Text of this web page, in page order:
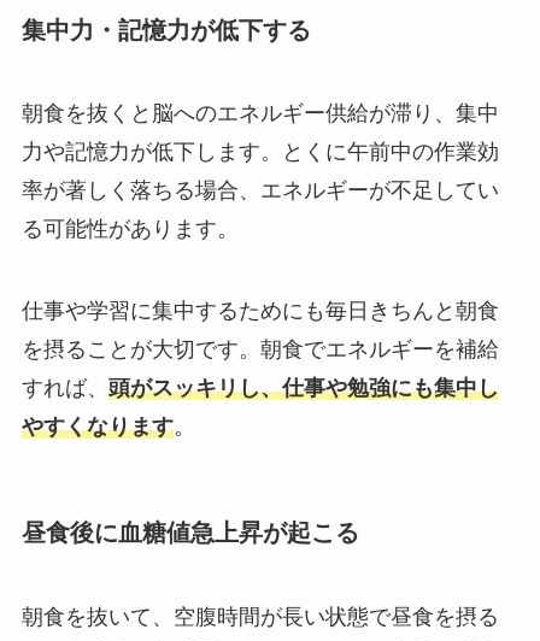
集中力・記憶力が低下する
朝食を抜くと脳へのエネルギー供給が滞り、集中
力や記憶力が低下します。とくに午前中の作業効
率が著しく落ちる場合、エネルギーが不足してい
る可能性があります。
仕事や学習に集中するためにも毎日きちんと朝食
を摂ることが大切です。朝食でエネルギーを補給
すれば、 頭がスッキリし、仕事や勉強にも集中し
やすくなります。
昼食後に血糖値急上昇が起こる
朝食を抜いて、空腹時間が長い状態で昼食を摂る